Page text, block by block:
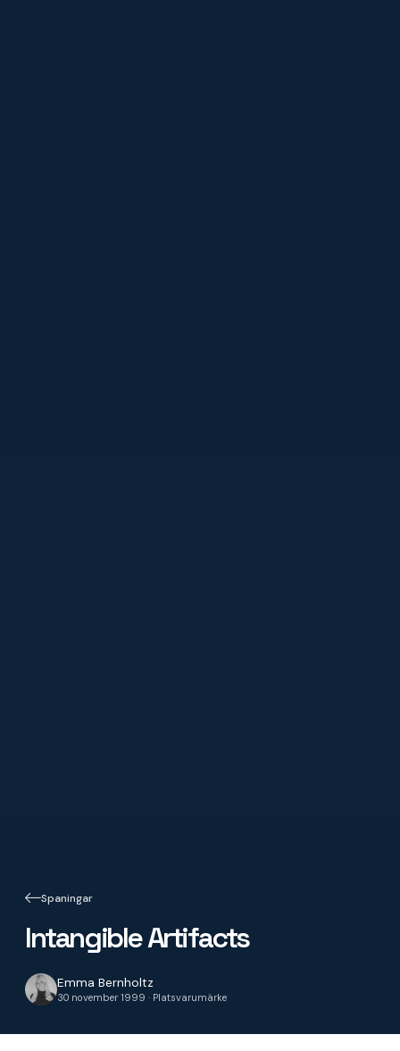
Spaningar
Intangible Artifacts
Emma Bernholtz
30 november 1999 · Platsvarumärke